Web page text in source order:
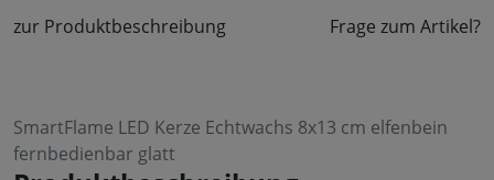
zur Produktbeschreibung Frage zum Artikel?
SmartFlame LED Kerze Echtwachs 8x13 cm elfenbein
fernbedienbar glatt